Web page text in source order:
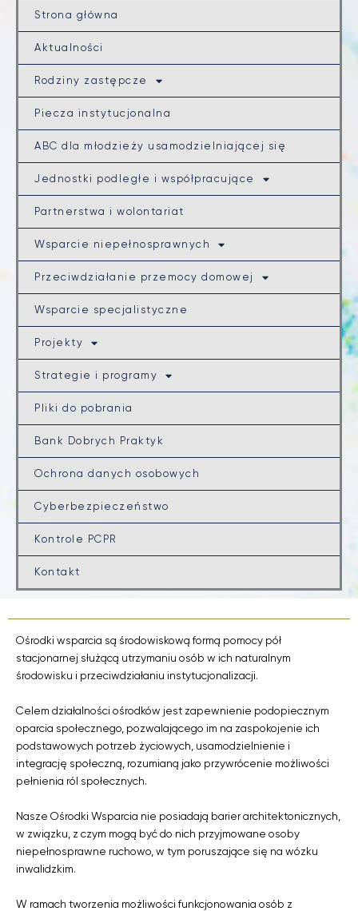
Strona główna
Aktualności
Rodziny zastępcze
Piecza instytucjonalna
ABC dla młodzieży usamodzielniającej się
Jednostki podległe i współpracujące
Partnerstwa i wolontariat
Wsparcie niepełnosprawnych
Przeciwdziałanie przemocy domowej
Wsparcie specjalistyczne
Projekty
Strategie i programy
Pliki do pobrania
Bank Dobrych Praktyk
Ochrona danych osobowych
Cyberbezpieczeństwo
Kontrole PCPR
Kontakt
Ośrodki wsparcia są środowiskową formą pomocy pół
stacjonarnej służącą utrzymaniu osób w ich naturalnym
środowisku i przeciwdziałaniu instytucjonalizacji.
Celem działalności ośrodków jest zapewnienie podopiecznym
oparcia społecznego, pozwalającego im na zaspokojenie ich
podstawowych potrzeb życiowych, usamodzielnienie i
integrację społeczną, rozumianą jako przywrócenie możliwości
pełnienia ról społecznych.
Nasze Ośrodki Wsparcia nie posiadają barier architektonicznych,
w związku, z czym mogą być do nich przyjmowane osoby
niepełnosprawne ruchowo, w tym poruszające się na wózku
inwalidzkim.
W ramach tworzenia możliwości funkcjonowania osób z